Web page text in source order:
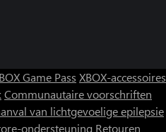
Game Pass XBOX-accessoires
Communautaire voorschriften
van lichtgevoelige epilepsie
ondersteuning Retouren